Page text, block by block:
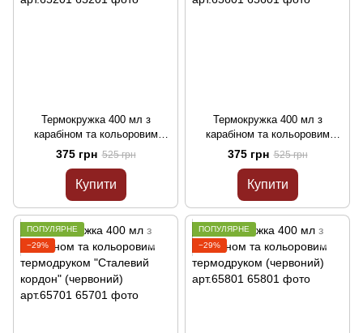
Термокружка 400 мл з
карабіном та кольоровим
термодруком (червоний)
арт.65201
375 грн 525 грн
Купити
Термокружка 400 мл з
карабіном та кольоровим
термодруком (червоний)
арт.65601
375 грн 525 грн
Купити
ПОПУЛЯРНЕ
−29%
ПОПУЛЯРНЕ
−29%